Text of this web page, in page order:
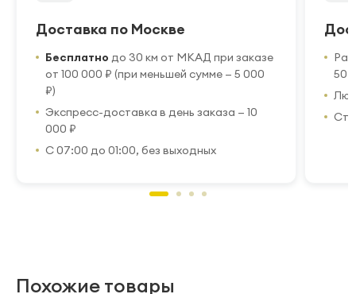
Доставка по Москве
Бесплатно до 30 км от МКАД при заказе
от 100 000 ₽ (при меньшей сумме — 5 000
₽)
Экспресс-доставка в день заказа — 10
000 ₽
С 07:00 до 01:00, без выходных
50
Похожие товары